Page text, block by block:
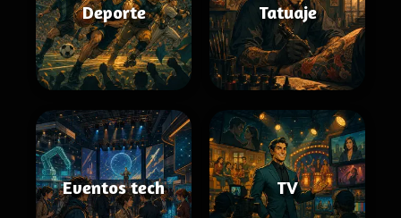
Deporte Tatuaje
Eventos tech TV